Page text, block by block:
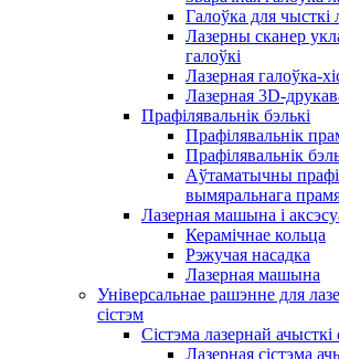
Галоўка для чысткі
Лазерны сканер
галоўкі
Лазерная галоўка-
Лазерная 3D-
Прафілявальнік бэлькі
Прафілявальнік
Прафілявальнік
Аўтаматычны
вымяральнага
Лазерная машына і
Керамічнае кольца
Рэжучая насадка
Лазерная машына
Універсальнае рашэнне для
сістэм
Сістэма лазернай
Лазерная сістэма